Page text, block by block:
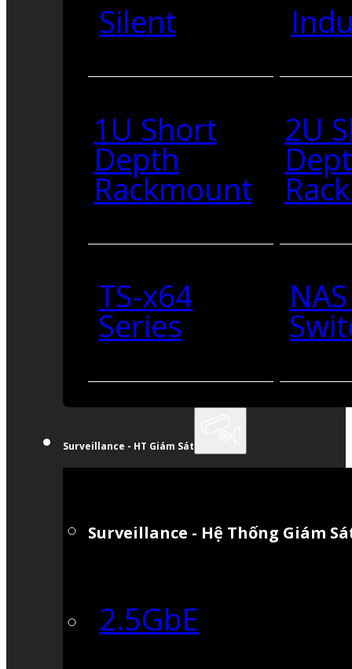
Silent
1U Short
Depth
Rackmount
2U
TS-x64
Series
Surveillance - HT Giám Sát
Surveillance - Hệ Thống Giám
2.5GbE